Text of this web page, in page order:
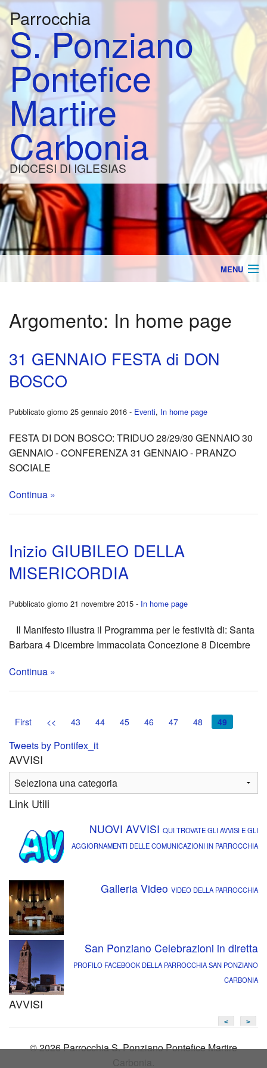
Parrocchia
S. Ponziano
Pontefice
Martire
Carbonia
DIOCESI DI IGLESIAS
MENU
AVVISI
BACHECA
Foto
Argomento: In home page
31 GENNAIO FESTA di DON
BOSCO
Pubblicato giorno 25 gennaio 2016 - Eventi, In home page
FESTA DI DON BOSCO: TRIDUO 28/29/30 GENNAIO 30
GENNAIO - CONFERENZA 31 GENNAIO - PRANZO
SOCIALE
Continua »
Inizio GIUBILEO DELLA
MISERICORDIA
Pubblicato giorno 21 novembre 2015 - In home page
Il Manifesto illustra il Programma per le festività di: Santa
Barbara 4 Dicembre Immacolata Concezione 8 Dicembre
Continua »
First << 43 44 45 46 47 48 49
Tweets by Pontifex_it
AVVISI
Link Utili
NUOVI AVVISI QUI TROVATE GLI AVVISI E GLI
AGGIORNAMENTI DELLE COMUNICAZIONI IN PARROCCHIA
Galleria Video VIDEO DELLA PARROCCHIA
San Ponziano Celebrazioni in diretta
PROFILO FACEBOOK DELLA PARROCCHIA SAN PONZIANO
CARBONIA
AVVISI
< >
© 2026 Parrocchia S. Ponziano Pontefice Martire